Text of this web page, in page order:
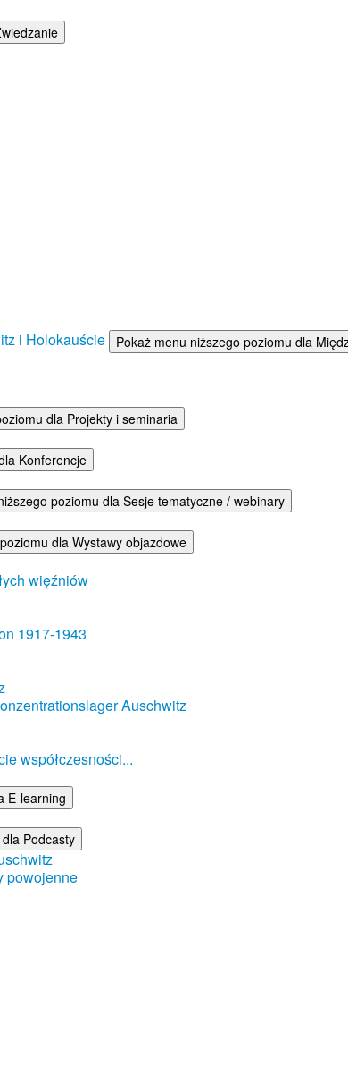
i Holokauście
Pokaż menu niższego poziomu dla
dla Projekty i seminaria
Konferencje
poziomu dla Sesje tematyczne / webinary
dla Wystawy objazdowe
więźniów
1917-1943
Auschwitz
współczesności...
E-learning
Podcasty
powojenne